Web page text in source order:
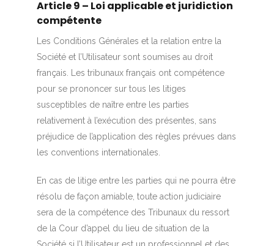
Article 9 – Loi applicable et juridiction
compétente
Les Conditions Générales et la relation entre la
Société et l’Utilisateur sont soumises au droit
français. Les tribunaux français ont compétence
pour se prononcer sur tous les litiges
susceptibles de naître entre les parties
relativement à l’exécution des présentes, sans
préjudice de l’application des règles prévues dans
les conventions internationales.
En cas de litige entre les parties qui ne pourra être
résolu de façon amiable, toute action judiciaire
sera de la compétence des Tribunaux du ressort
de la Cour d’appel du lieu de situation de la